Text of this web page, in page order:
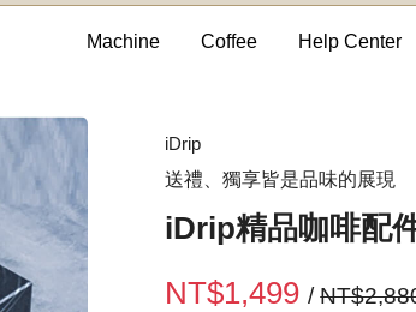
Machine Coffee Help Center
iDrip
送禮、獨享皆是品味的展現
iDrip精品咖啡配
NT$1,499/